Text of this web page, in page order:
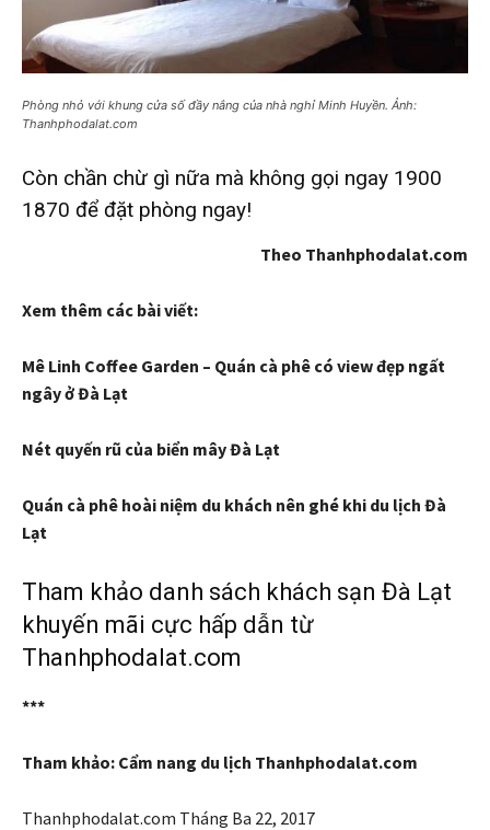
Phòng nhỏ với khung cửa số đầy nắng của nhà nghỉ Minh Huyền. Ảnh:
Thanhphodalat.com
Còn chần chừ gì nữa mà không gọi ngay 1900
1870 để đặt phòng ngay!
Theo Thanhphodalat.com
Xem thêm các bài viết:
Mê Linh Coffee Garden – Quán cà phê có view đẹp ngất
ngây ở Đà Lạt
Nét quyến rũ của biển mây Đà Lạt
Quán cà phê hoài niệm du khách nên ghé khi du lịch Đà
Lạt
Tham khảo danh sách khách sạn Đà Lạt
khuyến mãi cực hấp dẫn từ
Thanhphodalat.com
***
Tham khảo: Cẩm nang du lịch Thanhphodalat.com
Thanhphodalat.com Tháng Ba 22, 2017